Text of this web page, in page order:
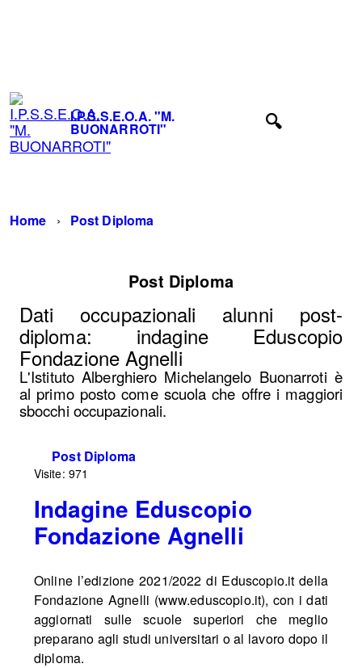
I.P.S.S.E.O.A. "M.
BUONARROTI"
Home Post Diploma
Post Diploma
Dati occupazionali alunni post-
diploma: indagine Eduscopio
Fondazione Agnelli
L'Istituto Alberghiero Michelangelo Buonarroti è
al primo posto come scuola che offre i maggiori
sbocchi occupazionali.
Post Diploma
Visite: 971
Indagine Eduscopio
Fondazione Agnelli
Online l’edizione 2021/2022 di Eduscopio.it della
Fondazione Agnelli (www.eduscopio.it), con i dati
aggiornati sulle scuole superiori che meglio
preparano agli studi universitari o al lavoro dopo il
diploma.